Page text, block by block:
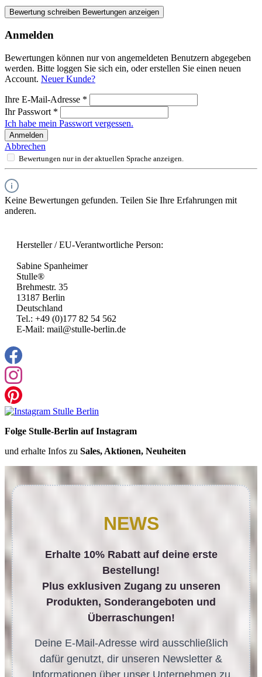
Bewertung schreiben Bewertungen anzeigen
Anmelden
Bewertungen können nur von angemeldeten Benutzern abgegeben
werden. Bitte loggen Sie sich ein, oder erstellen Sie einen neuen
Account. Neuer Kunde?
Ihre E-Mail-Adresse *
Ihr Passwort *
Ich habe mein Passwort vergessen.
Anmelden
Abbrechen
Bewertungen nur in der aktuellen Sprache anzeigen.
Keine Bewertungen gefunden. Teilen Sie Ihre Erfahrungen mit
anderen.
Hersteller / EU-Verantwortliche Person:
Sabine Spanheimer
Stulle®
Brehmestr. 35
13187 Berlin
Deutschland
Tel.: +49 (0)177 82 54 562
E-Mail: mail@stulle-berlin.de
Folge Stulle-Berlin auf Instagram
und erhalte Infos zu Sales, Aktionen, Neuheiten
NEWS
Erhalte 10% Rabatt auf deine erste
Bestellung!
Plus exklusiven Zugang zu unseren
Produkten, Sonderangeboten und
Überraschungen!
Deine E-Mail-Adresse wird ausschließlich
dafür genutzt, dir unseren Newsletter &